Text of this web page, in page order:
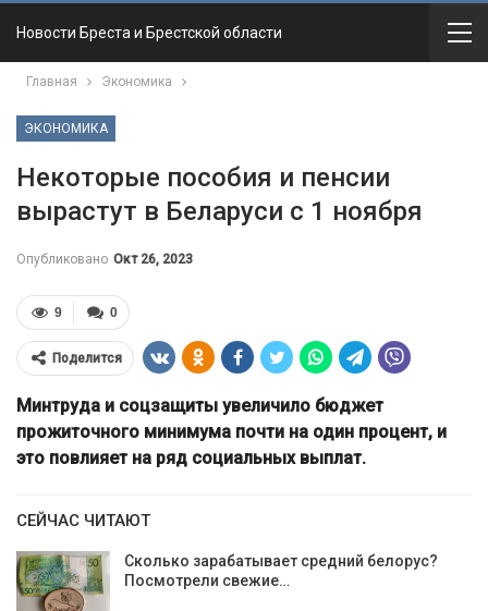
Новости Бреста и Брестской области
Главная Экономика
ЭКОНОМИКА
Некоторые пособия и пенсии
вырастут в Беларуси с 1 ноября
Опубликовано Окт 26, 2023
0
9
Поделится
Минтруда и соцзащиты увеличило бюджет
прожиточного минимума почти на один процент, и
это повлияет на ряд социальных выплат.
СЕЙЧАС ЧИТАЮТ
Сколько зарабатывает средний белорус?
Посмотрели свежие…